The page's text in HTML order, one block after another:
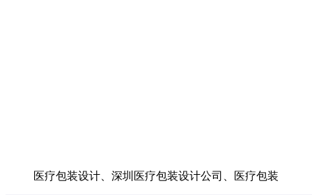
医疗包装设计、深圳医疗包装设计公司、医疗包装